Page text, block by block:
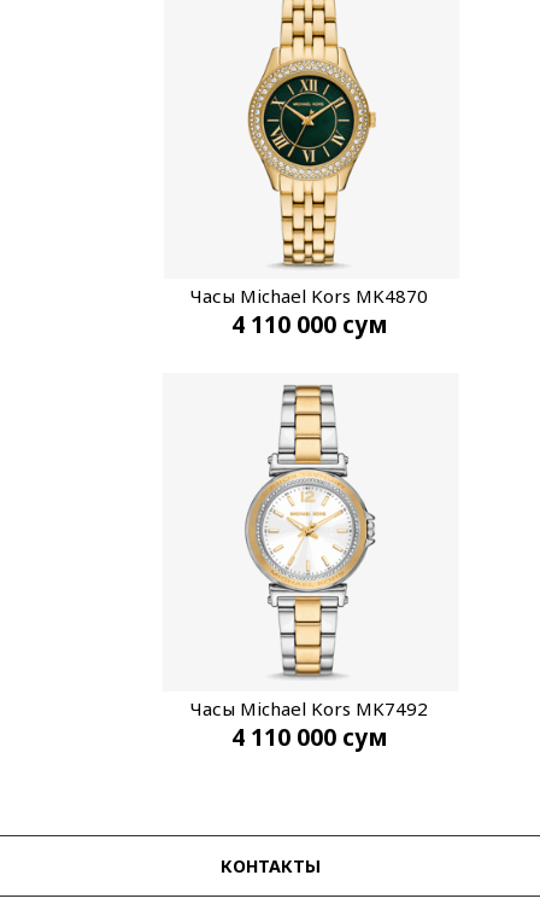
Часы Michael Kors MK4870
4 110 000 сум
Часы Michael Kors MK7492
4 110 000 сум
КОНТАКТЫ